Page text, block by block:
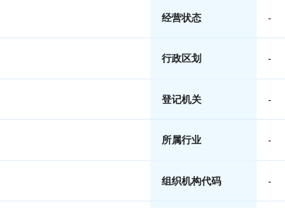
经营状态 -
行政区划 -
登记机关 -
所属行业 -
组织机构代码 -